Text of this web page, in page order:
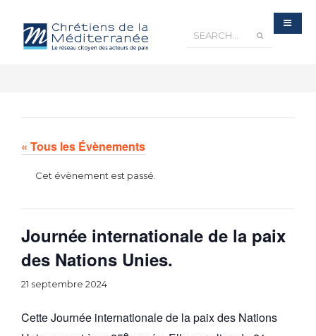
« Tous les Évènements
Cet évènement est passé.
Journée internationale de la paix
des Nations Unies.
21 septembre 2024
Cette Journée internationale de la paix des Nations